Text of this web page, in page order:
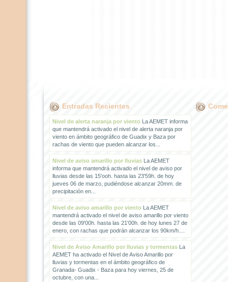
Entradas Recientes
Nivel de alerta naranja por vientoLa AEMET informa
que mantendrá activado el nivel de alerta naranja por
viento en ámbito geográfico de Guadix y Baza por
rachas de viento que pueden alcanzar los...
Nivel de aviso amarillo por lluviasLa AEMET
informa que mantendrá activado el nivel de aviso por
lluvias desde las 15'ooh. hasta las 23'59h. de hoy
jueves 06 de marzo, pudiéndose alcanzar 20mm. de
precipitación en...
Nivel de aviso amarillo por vientoLa AEMET
mantendrá activado el nivel de aviso amarillo por viento
desde las 09'00h. hasta las 21'00h. de hoy lunes 27 de
enero, con rachas que podrán alcanzar los 90km/h....
Nivel de Aviso Amarillo por lluvias y tormentasLa
AEMET ha activado el Nivel de Aviso Amarillo por
lluvias y tormentas en el ámbito geográfico de
Granada- Guadix - Baza para hoy viernes, 25 de
octubre, con una...